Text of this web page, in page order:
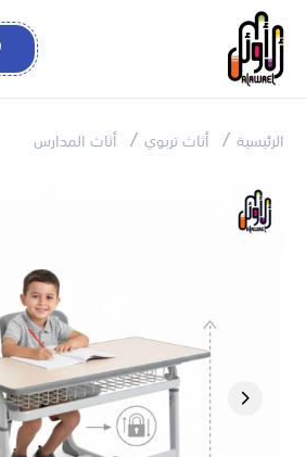
الرئيسية أثاث تربوي أثاث المدارس